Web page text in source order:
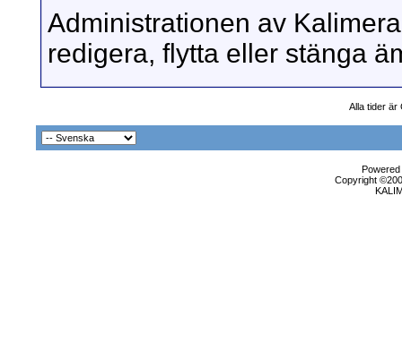
Administrationen av
redigera, flytta eller stänga
Alla tider är
Copyright